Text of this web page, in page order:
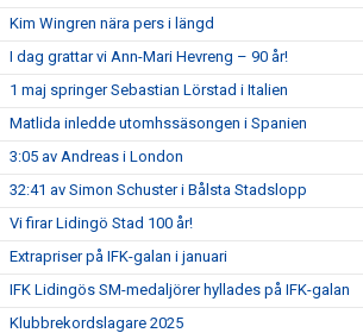
Kim Wingren nära pers i längd
I dag grattar vi Ann-Mari Hevreng – 90 år!
1 maj springer Sebastian Lörstad i Italien
Matlida inledde utomhssäsongen i Spanien
3:05 av Andreas i London
32:41 av Simon Schuster i Bålsta Stadslopp
Vi firar Lidingö Stad 100 år!
Extrapriser på IFK-galan i januari
IFK Lidingös SM-medaljörer hyllades på IFK-galan
Klubbrekordslagare 2025